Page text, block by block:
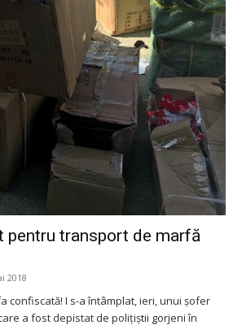
pentru transport de marfă
2018
confiscată! I s-a întâmplat, ieri, unui șofer
a fost depistat de polițiștii gorjeni în